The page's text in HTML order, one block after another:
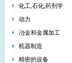
化工,石化,药剂学
动力
冶金和金属加工
机器制造
精密的设备